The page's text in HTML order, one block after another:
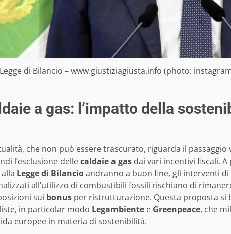
di Bilancio – www.giustiziagiusta.info (photo:
a gas: l’impatto della
che non può essere trascurato, riguarda il passaggio
l’esclusione dellecaldaie a gas dai vari incentivi fiscali.
Legge di Bilancioandranno a buon fine, gli interventi
all’utilizzo di combustibili fossili rischiano di
sui bonus per ristrutturazione. Questa proposta si
in particolar modo Legambiente e Greenpeace, che
europee in materia di sostenibilità.